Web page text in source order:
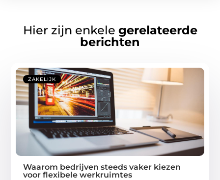
Hier zijn enkele gerelateerde
berichten
ZAKELIJK
Waarom bedrijven steeds vaker kiezen
voor flexibele werkruimtes